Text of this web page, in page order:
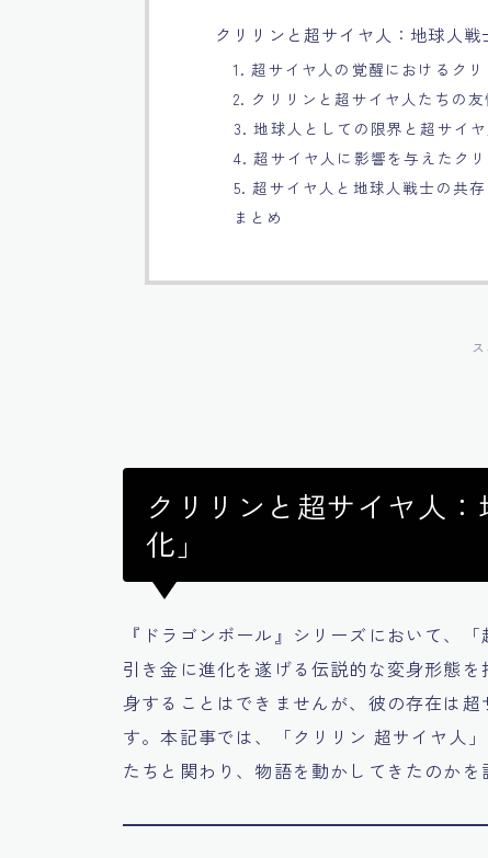
クリリンと超サイヤ人：地球人戦
1. 超サイヤ人の覚醒におけるクリ
2. クリリンと超サイヤ人たちの友
3. 地球人としての限界と超サイ
4. 超サイヤ人に影響を与えたク
5. 超サイヤ人と地球人戦士の共存
まとめ
クリリンと超サイヤ人
化」
『ドラゴンボール』シリーズにおいて、
引き金に進化を遂げる伝説的な変身形態
身することはできませんが、彼の存在は
す。本記事では、「クリリン 超サイヤ人
たちと関わり、物語を動かしてきたのかを